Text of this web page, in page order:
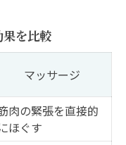
を比較
マッサージ
肉の緊張を直接的
ほぐす